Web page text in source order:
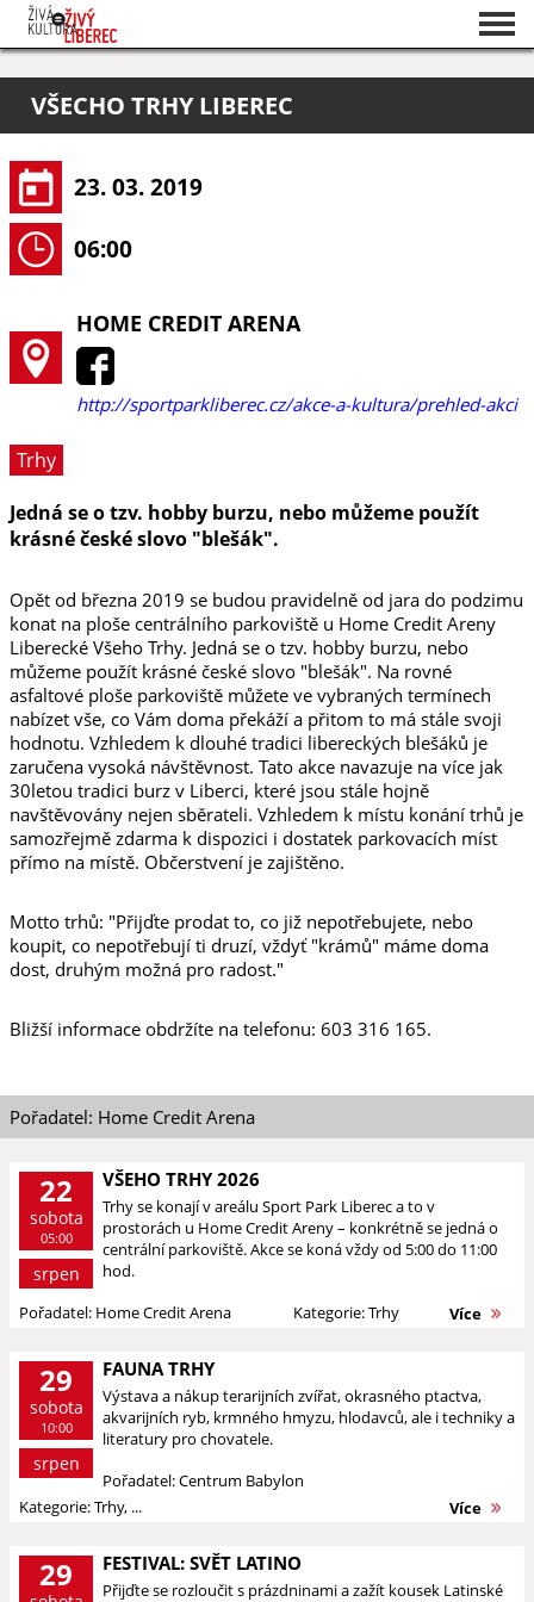
O projektu
Pořadatelé
VŠECHO TRHY LIBEREC
23. 03. 2019
06:00
HOME CREDIT ARENA
http://sportparkliberec.cz/akce-a-kultura/prehled-akci
Trhy
Jedná se o tzv. hobby burzu, nebo můžeme použít
krásné české slovo "blešák".
Opět od března 2019 se budou pravidelně od jara do podzimu
konat na ploše centrálního parkoviště u Home Credit Areny
Liberecké Všeho Trhy. Jedná se o tzv. hobby burzu, nebo
můžeme použít krásné české slovo "blešák". Na rovné
asfaltové ploše parkoviště můžete ve vybraných termínech
nabízet vše, co Vám doma překáží a přitom to má stále svoji
hodnotu. Vzhledem k dlouhé tradici libereckých blešáků je
zaručena vysoká návštěvnost. Tato akce navazuje na více jak
30letou tradici burz v Liberci, které jsou stále hojně
navštěvovány nejen sběrateli. Vzhledem k místu konání trhů je
samozřejmě zdarma k dispozici i dostatek parkovacích míst
přímo na místě. Občerstvení je zajištěno.
Motto trhů: "Přijďte prodat to, co již nepotřebujete, nebo
koupit, co nepotřebují ti druzí, vždyť "krámů" máme doma
dost, druhým možná pro radost."
Bližší informace obdržíte na telefonu: 603 316 165.
Pořadatel: Home Credit Arena
22
sobota
05:00
srpen
VŠEHO TRHY 2026
Trhy se konají v areálu Sport Park Liberec a to v
prostorách u Home Credit Areny – konkrétně se jedná o
centrální parkoviště. Akce se koná vždy od 5:00 do 11:00
hod.
Pořadatel: Home Credit Arena
Kategorie: Trhy Více
29
sobota
10:00
srpen
FAUNA TRHY
Výstava a nákup terarijních zvířat, okrasného ptactva,
akvarijních ryb, krmného hmyzu, hlodavců, ale i techniky a
literatury pro chovatele.
Pořadatel: Centrum Babylon
Kategorie: Trhy, ...
Více
29 FESTIVAL: SVĚT LATINO
Přijďte se rozloučit s prázdninami a zažít kousek Latinské